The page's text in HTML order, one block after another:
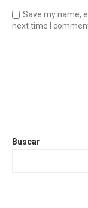
Save my name,
next time I
Buscar